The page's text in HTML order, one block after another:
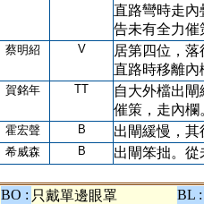
直路彎時走內
告未有全力催
蔡明紹 V
居第四位，
直路時移離內
賀銘年 TT
自大外檔出
催策，走內欄
霍宏聲 B 出閘緩慢，
希威森 B 出閘笨拙。
BO : 只戴單邊眼罩
BL :